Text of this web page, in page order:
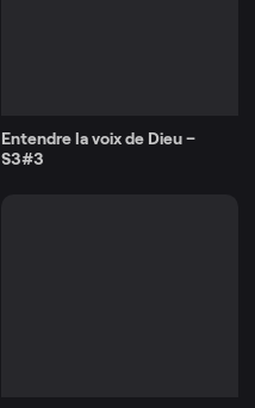
Entendre la voix de Dieu –
S3#3